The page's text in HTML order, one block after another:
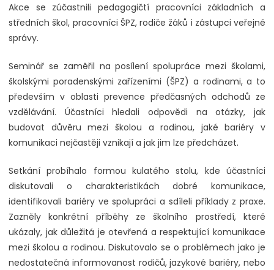
Akce se zúčastnili pedagogičtí pracovníci základních a
středních škol, pracovníci ŠPZ, rodiče žáků i zástupci veřejné
správy.
Seminář se zaměřil na posílení spolupráce mezi školami,
školskými poradenskými zařízeními (ŠPZ) a rodinami, a to
především v oblasti prevence předčasných odchodů ze
vzdělávání. Účastníci hledali odpovědi na otázky, jak
budovat důvěru mezi školou a rodinou, jaké bariéry v
komunikaci nejčastěji vznikají a jak jim lze předcházet.
Setkání probíhalo formou kulatého stolu, kde účastníci
diskutovali o charakteristikách dobré komunikace,
identifikovali bariéry ve spolupráci a sdíleli příklady z praxe.
Zazněly konkrétní příběhy ze školního prostředí, které
ukázaly, jak důležitá je otevřená a respektující komunikace
mezi školou a rodinou. Diskutovalo se o problémech jako je
nedostatečná informovanost rodičů, jazykové bariéry, nebo